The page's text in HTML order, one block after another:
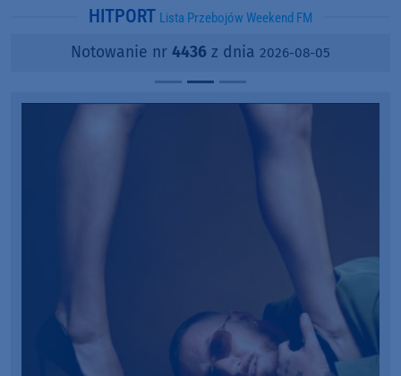
HITPORT Lista Przebojów Weekend FM
Notowanie nr 4436 z dnia 2026-08-05